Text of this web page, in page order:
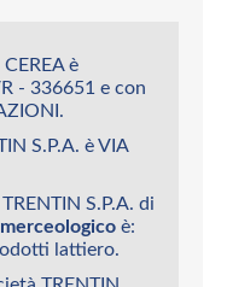
è
- 336651 e con
S.P.A. è VIA
S.P.A. di
è:
lattiero.